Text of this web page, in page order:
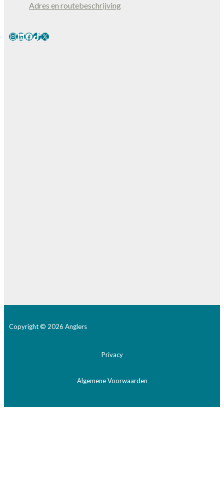
Adres en routebeschrijving
Instagram
LinkedIn
Facebook
TikTok
X
Copyright © 2026 Anglers
Privacy
Algemene Voorwaarden